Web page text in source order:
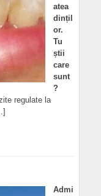
atea
dințil
or.
Tu
știi
care
sunt
?
regulate la
Admi